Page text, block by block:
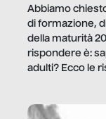
Abbiamo
di formazione,
della maturità
rispondere è:
adulti? Ecco le